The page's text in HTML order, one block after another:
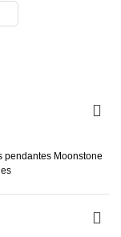
pendantes Moonstone